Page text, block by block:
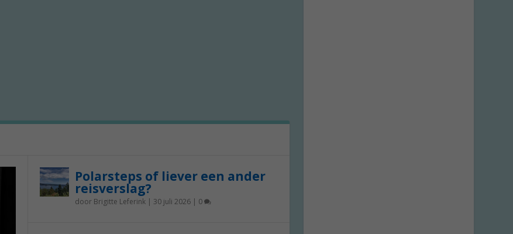
Polarsteps of liever een ander
reisverslag?
door Brigitte Leferink| 30 juli 2026| 0